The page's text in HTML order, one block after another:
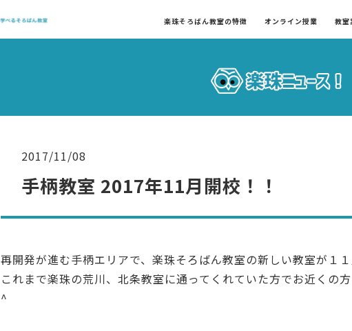
楽珠そろばん教室の特徴 オンライン授業 教室
2017/11/08
手柄教室 2017年11月開校！！
再開発が進む手柄エリアで、楽珠そろばん教室の新しい教室が１
これまで楽珠の荒川、北条教室に通ってくれていた方でお近くの
^